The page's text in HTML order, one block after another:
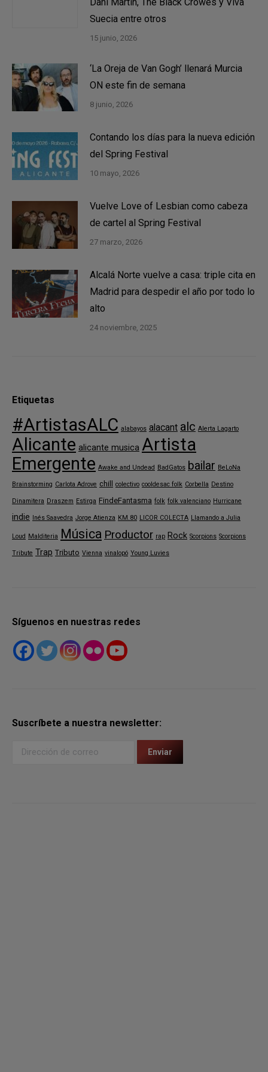
Dani Martín, The Black Crowes y Viva
Suecia entre otros
15 junio, 2026
‘La Oreja de Van Gogh’ llenará Murcia
ON este fin de semana
8 junio, 2026
Contando los días para la nueva edición
del Spring Festival
10 mayo, 2026
Vuelve Love of Lesbian como cabeza
de cartel al Spring Festival
27 marzo, 2026
Alcalá Norte vuelve a casa: triple cita en
Madrid para despedir el año por todo lo
alto
24 noviembre, 2025
Etiquetas
#ArtistasALC alabayos alacant alc Alerta Lagarto
Alicante alicante musica Artista
Emergente Awake and Undead BadGatos bailar BeLoNa
Brainstorming Carlota Adrove chill colectivo cooldesac folk Corbella Destino
Dinamitera Draszem Estirga FindeFantasma folk folk valenciano Hurricane
indie Inés Saavedra Jorge Atienza KM.80 LICOR COLECTA Llamando a Julia
Loud Malditeria Música Productor rap Rock Scorpions Scorpions
Tribute Trap Tributo Vienna vinalopó Young Luvies
Síguenos en nuestras redes
Suscríbete a nuestra newsletter: